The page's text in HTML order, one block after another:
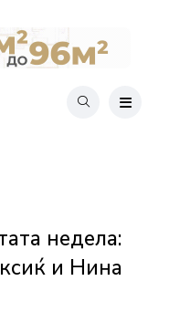
недела:
и Нина